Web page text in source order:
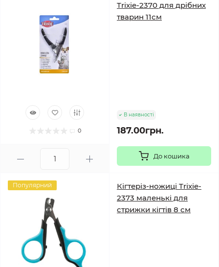
0
Trixie-2370 для дрібних
тварин 11см
В наявності
187.00грн.
До кошика
Популярний
Кігтеріз-ножиці Trixie-
2373 маленькі для
стрижки кігтів 8 см